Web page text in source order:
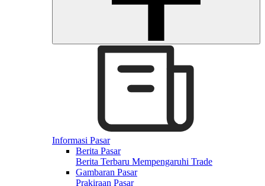
Informasi Pasar
Berita Pasar
Berita Terbaru Mempengaruhi Trade
Gambaran Pasar
Prakiraan Pasar